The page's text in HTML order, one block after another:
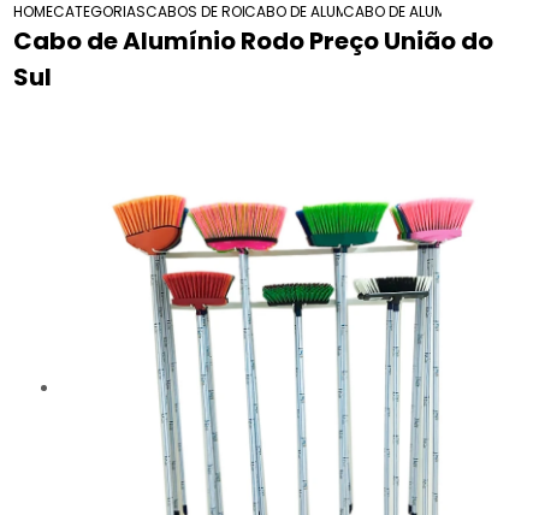
HOMECATEGORIASCABOS DE RODO DE ALUMINIO
CABO DE ALUMINIO RODOCABO DE ALUMINIO RODO
Cabo de Alumínio Rodo Preço União do
Sul